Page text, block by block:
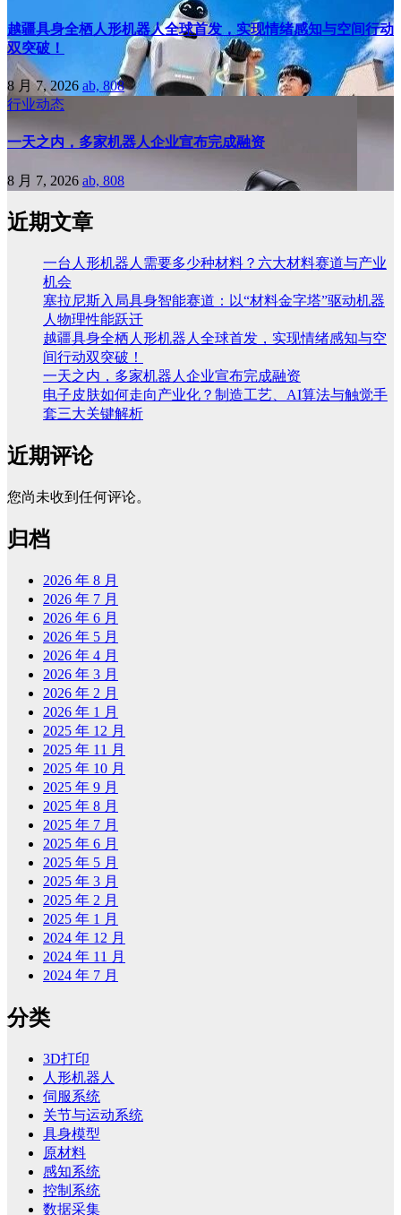
越疆具身全栖人形机器人全球首发，实现情绪感知与空间行动
双突破！
8 月 7, 2026 ab, 808
行业动态
一天之内，多家机器人企业宣布完成融资
8 月 7, 2026 ab, 808
近期文章
一台人形机器人需要多少种材料？六大材料赛道与产业
机会
塞拉尼斯入局具身智能赛道：以“材料金字塔”驱动机器
人物理性能跃迁
越疆具身全栖人形机器人全球首发，实现情绪感知与空
间行动双突破！
一天之内，多家机器人企业宣布完成融资
电子皮肤如何走向产业化？制造工艺、AI算法与触觉手
套三大关键解析
近期评论
您尚未收到任何评论。
归档
2026 年 8 月
2026 年 7 月
2026 年 6 月
2026 年 5 月
2026 年 4 月
2026 年 3 月
2026 年 2 月
2026 年 1 月
2025 年 12 月
2025 年 11 月
2025 年 10 月
2025 年 9 月
2025 年 8 月
2025 年 7 月
2025 年 6 月
2025 年 5 月
2025 年 3 月
2025 年 2 月
2025 年 1 月
2024 年 12 月
2024 年 11 月
2024 年 7 月
分类
3D打印
人形机器人
伺服系统
关节与运动系统
具身模型
原材料
感知系统
控制系统
数据采集